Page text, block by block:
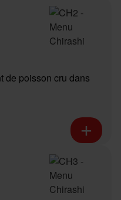
de poisson cru dans